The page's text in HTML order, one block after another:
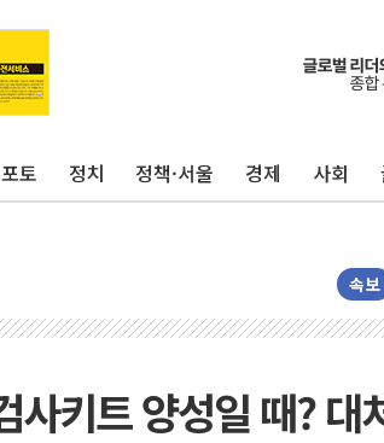
포토 정치 정책·서울 경제 사회
속보
사키트 양성일 때? 대